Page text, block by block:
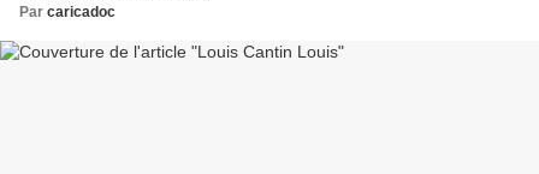
Par caricadoc